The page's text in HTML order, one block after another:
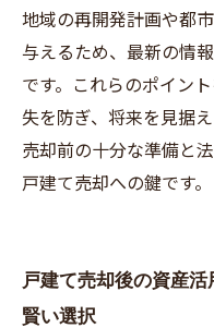
地域の再開発計画や都
与えるため、最新の情
です。これらのポイン
失を防ぎ、将来を見据
売却前の十分な準備と
戸建て売却への鍵です。
戸建て売却後の資産
賢い選択